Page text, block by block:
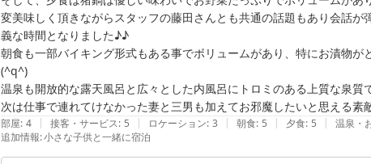
変美味しく頂きながらスタッフの藤田さんとも共通の話題もあり会話
義な時間となりました♪♪
朝食も一部バイキング形式もある事でボリュームがあり、特にお漬物
(^q^)
温泉も開放的な露天風呂と広々とした内風呂にトロミのある上質な泉
次は仕事で連れてけなかった妻と三男も加えてお邪魔したいと思える素
部屋: 4 | 接客・サービス: 5 | ロケーション: 3 | 朝食: 5 | 夕食: 5 | 温泉・
追加情報:小さな子供と一緒に宿泊